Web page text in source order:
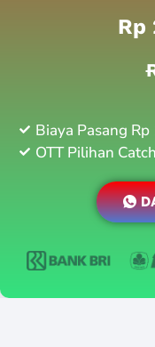
Rp
Biaya Pasang
OTT Pilihan